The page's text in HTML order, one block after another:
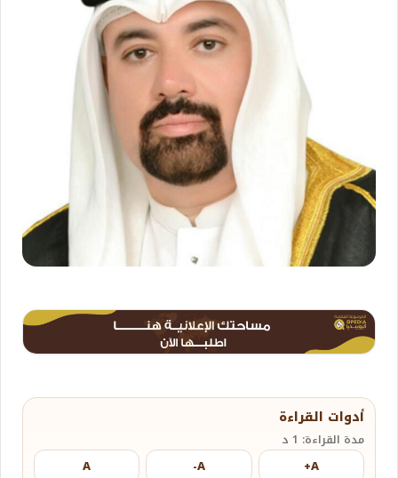
أدوات القراءة
مدة القراءة: 1 د
A+
A-
A